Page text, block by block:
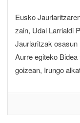
Eusko
zain, Udal Larrialdi
Jaurlaritzak osasun
Aurre egiteko
goizean, Irungo